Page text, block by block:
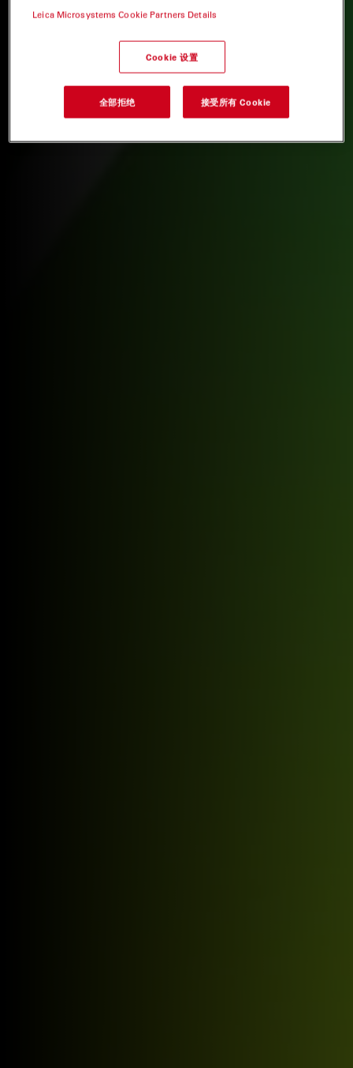
Leica Microsystems Cookie Partners Details
Cookie 设置
全部拒绝 接受所有 Cookie